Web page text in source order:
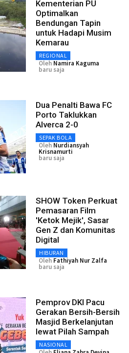
Kementerian PU
Optimalkan
Bendungan Tapin
untuk Hadapi Musim
Kemarau
REGIONAL
Oleh Namira Kaguma
baru saja
Dua Penalti Bawa FC
Porto Taklukkan
Alverca 2-0
SEPAK BOLA
Oleh Nurdiansyah
Krisnamurti
baru saja
SHOW Token Perkuat
Pemasaran Film
'Ketok Mejik', Sasar
Gen Z dan Komunitas
Digital
HIBURAN
Oleh Fathiyah Nur Zalfa
baru saja
Pemprov DKI Pacu
Gerakan Bersih-Bersih
Masjid Berkelanjutan
lewat Pilah Sampah
NASIONAL